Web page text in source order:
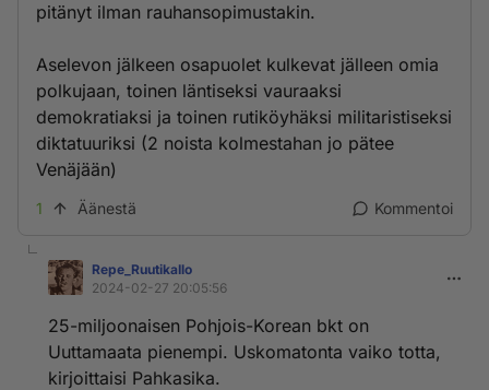
pitänyt ilman rauhansopimustakin.
Aselevon jälkeen osapuolet kulkevat jälleen omia
polkujaan, toinen läntiseksi vauraaksi
demokratiaksi ja toinen rutiköyhäksi militaristiseksi
diktatuuriksi (2 noista kolmestahan jo pätee
Venäjään)
1 Äänestä Kommentoi
Repe_RuutikaIlo
2024-02-27 20:05:56
25-miljoonaisen Pohjois-Korean bkt on
Uuttamaata pienempi. Uskomatonta vaiko totta,
kirjoittaisi Pahkasika.